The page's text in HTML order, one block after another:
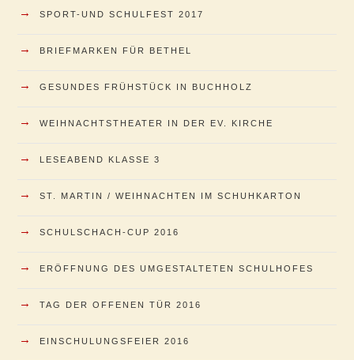
→ SPORT-UND SCHULFEST 2017
→ BRIEFMARKEN FÜR BETHEL
→ GESUNDES FRÜHSTÜCK IN BUCHHOLZ
→ WEIHNACHTSTHEATER IN DER EV. KIRCHE
→ LESEABEND KLASSE 3
→ ST. MARTIN / WEIHNACHTEN IM SCHUHKARTON
→ SCHULSCHACH-CUP 2016
→ ERÖFFNUNG DES UMGESTALTETEN SCHULHOFES
→ TAG DER OFFENEN TÜR 2016
→ EINSCHULUNGSFEIER 2016